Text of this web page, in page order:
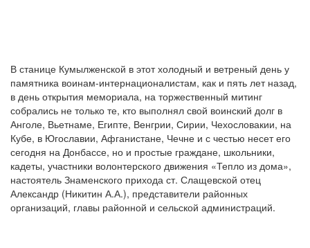
В станице Кумылженской в этот холодный и ветреный день у
памятника воинам-интернационалистам, как и пять лет назад,
в день открытия мемориала, на торжественный митинг
собрались не только те, кто выполнял свой воинский долг в
Анголе, Вьетнаме, Египте, Венгрии, Сирии, Чехословакии, на
Кубе, в Югославии, Афганистане, Чечне и с честью несет его
сегодня на Донбассе, но и простые граждане, школьники,
кадеты, участники волонтерского движения «Тепло из дома»,
настоятель Знаменского прихода ст. Слащевской отец
Александр (Никитин А.А.), представители районных
организаций, главы районной и сельской администраций.